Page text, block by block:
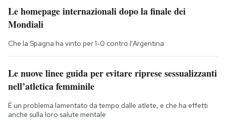
Le homepage internazionali dopo la finale dei
Mondiali
Che la Spagna ha vinto per 1-0 contro l'Argentina
Le nuove linee guida per evitare riprese sessualizzanti
nell’atletica femminile
È un problema lamentato da tempo dalle atlete, e che ha effetti
anche sulla loro salute mentale